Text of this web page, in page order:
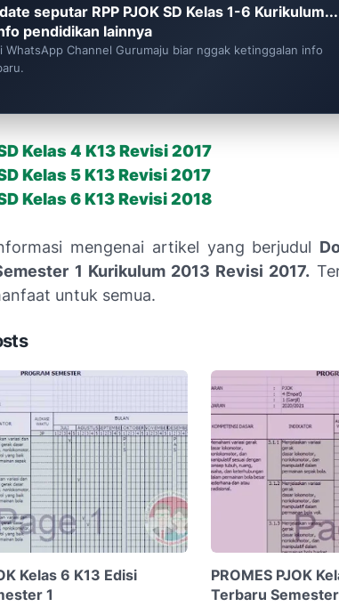
seputar RPP PJOK SD Kelas 1-6 Kurikulum...
pendidikan lainnya
WhatsApp Channel Gurumaju biar nggak ketinggalan info
Kelas 4 K13 Revisi 2017
Kelas 5 K13 Revisi 2017
Kelas 6 K13 Revisi 2018
mengenai artikel yang berjudul
1 Kurikulum 2013 Revisi 2017.
untuk semua.
Kelas 6 K13 Edisi
1
PROMES PJOK
Terbaru Semester